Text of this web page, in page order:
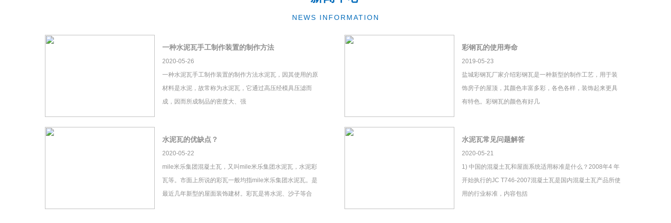
NEWS INFORMATION
一种水泥瓦手工制作装置的制作方法
2020-05-26
一种水泥瓦手工制作装置的制作方法水泥瓦，因其使用的原
材料是水泥，故常称为水泥瓦，它通过高压经模具压滤而
成，因而所成制品的密度大、强
彩钢瓦的使用寿命
2019-05-23
盐城彩钢瓦厂家介绍彩钢瓦是一种新型的制作工艺，用于装
饰房子的屋顶，其颜色丰富多彩，各色各样，装饰起来更具
有特色。彩钢瓦的颜色有好几
水泥瓦的优缺点？
2020-05-22
mile米乐集团混凝土瓦，又叫mile米乐集团水泥瓦，水泥彩
瓦等。市面上所说的彩瓦一般均指mile米乐集团水泥瓦。是
最近几年新型的屋面装饰建材。彩瓦是将水泥、沙子等合
水泥瓦常见问题解答
2020-05-21
1) 中国的混凝土瓦和屋面系统适用标准是什么？2008年4 年
开始执行的JC T746-2007混凝土瓦是国内混凝土瓦产品所使
用的行业标准，内容包括